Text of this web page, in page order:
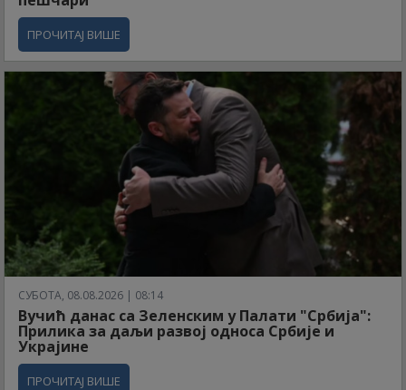
ПРОЧИТАЈ ВИШЕ
СУБОТА, 08.08.2026 | 08:14
Вучић данас са Зеленским у Палати "Србија":
Прилика за даљи развој односа Србије и
Украјине
ПРОЧИТАЈ ВИШЕ